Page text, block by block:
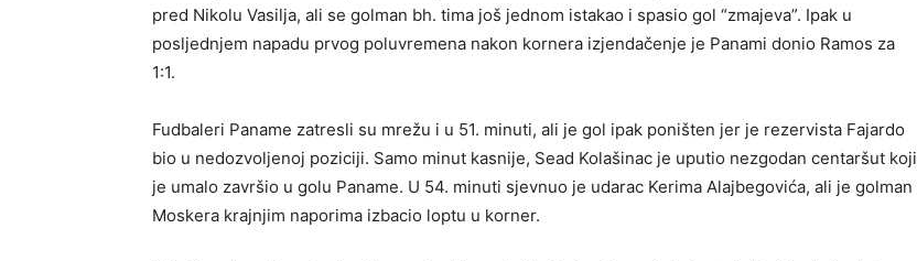
pred Nikolu Vasilja, ali se golman bh. tima još jednom istakao i spasio gol “zmajeva”. Ipak u
posljednjem napadu prvog poluvremena nakon kornera izjendačenje je Panami donio Ramos za
1:1.
Fudbaleri Paname zatresli su mrežu i u 51. minuti, ali je gol ipak poništen jer je rezervista Fajardo
bio u nedozvoljenoj poziciji. Samo minut kasnije, Sead Kolašinac je uputio nezgodan centaršut koji
je umalo završio u golu Paname. U 54. minuti sjevnuo je udarac Kerima Alajbegovića, ali je golman
Moskera krajnjim naporima izbacio loptu u korner.